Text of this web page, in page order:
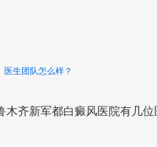
医生团队怎么样？
木齐新军都白癜风医院有几